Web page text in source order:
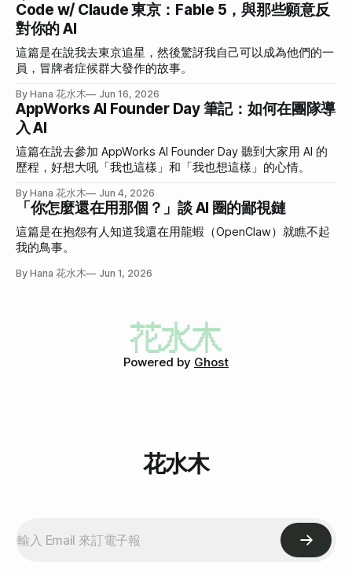
Code w/ Claude 東京：Fable 5，與那些願意反
對你的 AI
這篇是在說我去東京追星，然後驚訝我自己可以成為他們的一
員，冒牌者症候群大發作的故事。
By Hana 花水木 Jun 16, 2026
AppWorks AI Founder Day 筆記：如何在團隊導
入 AI
這篇在說去參加 AppWorks AI Founder Day 聽到大家用 AI 的
歷程，好想大吼「我也這樣」和「我也想這樣」的心情。
By Hana 花水木 Jun 4, 2026
「你怎麼還在用那個？」談 AI 圈的鄙視鏈
這篇是在抱怨有人知道我還在用龍蝦（OpenClaw）就瞧不起
我的鳥事。
By Hana 花水木 Jun 1, 2026
Powered by Ghost
花水木